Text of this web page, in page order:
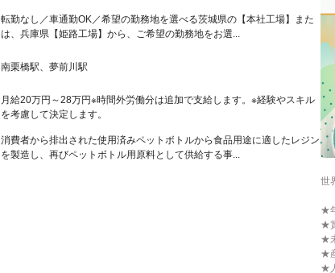
転勤なし／車通勤OK／希望の勤務地を選べる茨城県の【本社工場】また
は、兵庫県【姫路工場】から、ご希望の勤務地をお選...
南栗橋駅、夢前川駅
月給20万円～28万円※時間外労働分は追加で支給します。※経験やスキル
を考慮して決定します。
消費者から排出された使用済みペットボトルから食品用途に適したレジン
を製造し、再びペットボトル用原料として供給する事...
世
★
★
★
★
★